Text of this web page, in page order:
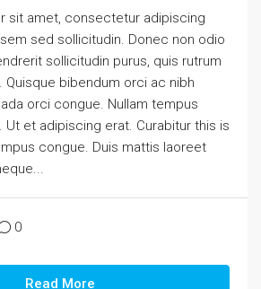
sit amet, consectetur adipiscing
sed sollicitudin. Donec non odio
sollicitudin purus, quis rutrum
Quisque bibendum orci ac nibh
orci congue. Nullam tempus
Ut et adipiscing erat. Curabitur this is
congue. Duis mattis laoreet
0
Read More